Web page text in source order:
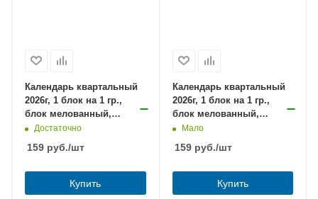
Календарь квартальный
2026г, 1 блок на 1 гр.,
блок мелованный,
Васильковый луг, с
Достаточно
159 руб./шт
Купить
Календарь квартальный
2026г, 1 блок на 1 гр.,
блок мелованный,
Острова, с бегунком,
Мало
159руб./шт
Купить